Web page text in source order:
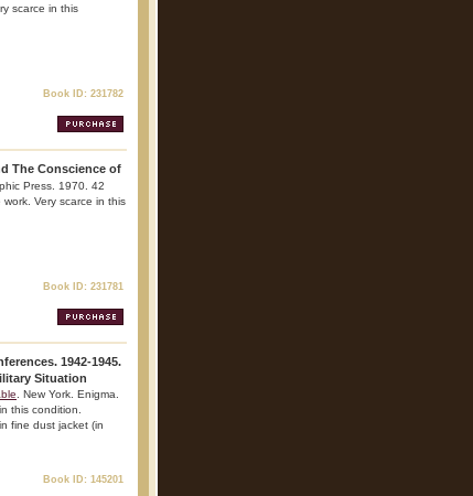
scarce in this
Book ID: 231782
The Conscience of
Press. 1970. 42
Very scarce in this
Book ID: 231781
1942-1945.
Situation
. New York. Enigma.
this condition.
fine dust jacket (in
Book ID: 145201